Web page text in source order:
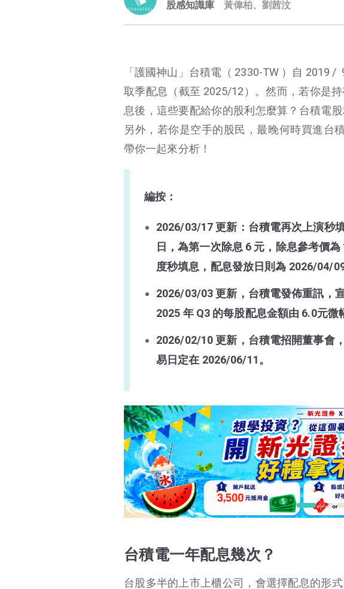
股感知識庫 黃偉柏、劉茜汶
「護國神山」台積電（ 2330-TW ）自 2019
取季配息（截至 2025/12）。然而，若你是
息後，這些要配給你的股利怎麼算？台積電
另外，若你是空手的股民，最晚何時買進台
帶你一起來分析！
編按：
2026/03/17 更新：台積電再次上演秒
日，為第一次除息 6 元，除息參考價
度秒填息，配息發放日則為 2026/04/09
2026/03/03 更新，台積電發佈重訊，
2025 年 Q3 的每股配息金額由 6.0元微
2026/02/10 更新，台積電招開董事會
易日定在 2026/06/11。
台積電一年配息幾次？
台股多半的上市上櫃公司，會選擇配息的形